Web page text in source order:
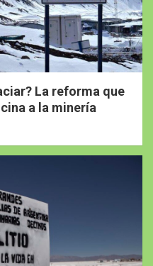
La reforma que
a la minería